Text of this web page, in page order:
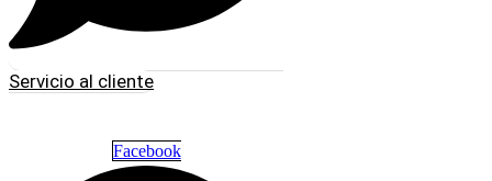
Servicio al cliente
Facebook